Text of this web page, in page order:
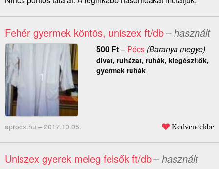
Fehér gyermek köntös, uniszex ft/db– használt
500 Ft– Pécs(Baranya megye)
divat, ruházat, ruhák, kiegészítők,
gyermek ruhák
aprodx.hu – 2017.10.05. Kedvencekbe
Uniszex gyerek meleg felsők ft/db– használt